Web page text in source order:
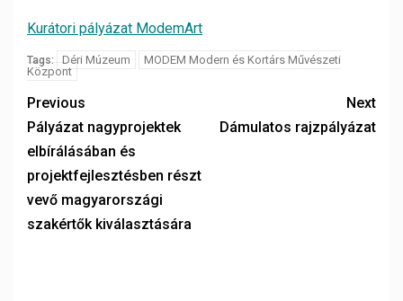
Kurátori pályázat ModemArt
Tags: Déri Múzeum
MODEM Modern és Kortárs Művészeti
Központ
Previous
Pályázat nagyprojektek
elbírálásában és
projektfejlesztésben részt
vevő magyarországi
szakértők kiválasztására
Next
Dámulatos rajzpályázat